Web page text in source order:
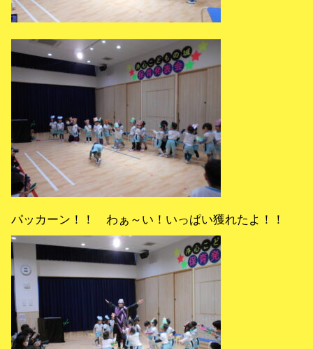
パッカーン！！ わぁ～い！いっぱい獲れたよ！！